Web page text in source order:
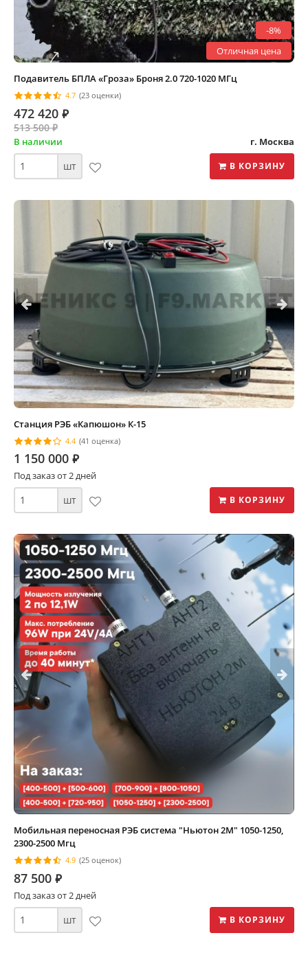
-8%
Отличная цена
Подавитель БПЛА «Гроза» Броня 2.0 720-1020 МГц
4.7 (23 оценки)
472 420 ⃏
513 500 ⃏
В наличии
г. Москва
шт В КОРЗИНУ
Станция РЭБ «Капюшон» К-15
4.4 (41 оценка)
1 150 000 ⃏
Под заказ от 2 дней
шт В КОРЗИНУ
Мобильная переносная РЭБ система "Ньютон 2М" 1050-1250,
2300-2500 Мгц
4.9 (25 оценок)
87 500 ⃏
Под заказ от 2 дней
шт В КОРЗИНУ